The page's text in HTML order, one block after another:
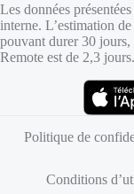
Les données
interne. L’estimation
pouvant durer 30
Remote est de 2,3 jours.
Politique de
Conditions